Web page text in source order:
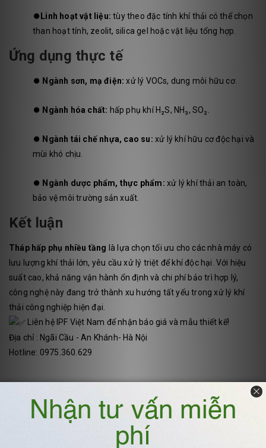
⏺️ Linh hoạt vật liệu: tùy theo đặc tính khí thải có thể chọn
than hoạt tính, zeolit, silica gel hoặc vật liệu tổng hợp.
Ứng dụng thực tế
⏺️ Ngành sơn, mạ điện: xử lý VOCs, dung môi hữu cơ.
⏺️ Ngành hóa chất: hấp phụ khí H₂S, NH₃, SO₂.
⏺️ Ngành tái chế nhựa, cao su: xử lý khí hữu cơ độc hại và
mùi khó chịu.
⏺️ Ngành dược phẩm, thực phẩm: xử lý khí thải an toàn,
bảo vệ môi trường sản xuất.
Kết luận
Tháp hấp phụ nhiều tầng là lựa chọn tối ưu cho các nhà máy có
lưu lượng khí thải lớn, yêu cầu xử lý triệt để khí độc hại. Với hiệu
suất cao, khả năng vận hành ổn định và chi phí bảo trì hợp lý,
công nghệ này đang trở thành xu hướng tất yếu trong xử lý khí
thải công nghiệp hiện đại.
Liên hệ IPF Việt Nam để nhận báo giá và mẫu thiết kế!
Địa chỉ : Ngãi Cầu - An Khánh- Hà Nội
Hotline: 0975.360.629